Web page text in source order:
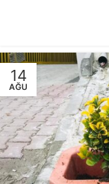
14
AĞU